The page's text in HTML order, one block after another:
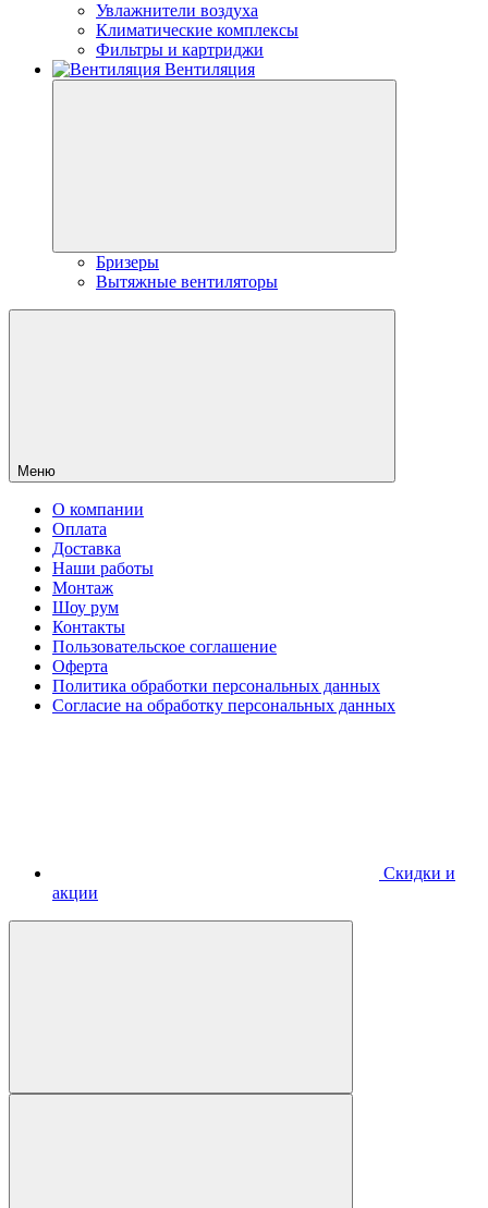
Увлажнители воздуха
Климатические комплексы
Фильтры и картриджи
Вентиляция
Бризеры
Вытяжные вентиляторы
Меню
О компании
Оплата
Доставка
Наши работы
Монтаж
Шоу рум
Контакты
Пользовательское соглашение
Оферта
Политика обработки персональных данных
Согласие на обработку персональных данных
Скидки и
акции